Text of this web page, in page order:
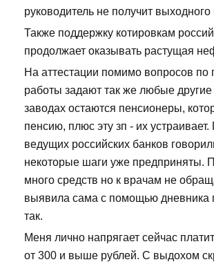
руководитель не получит выходного
Также поддержку котировкам
продолжает оказывать растущая
На аттестации помимо вопросов
работы задают так же любые
заводах остаются пенсионеры,
пенсию, плюс эту зп - их
ведущих российских банков
некоторые шаги уже предприняты.
много средств но к врачам не
выявила сама с помощью дневника
так.
Меня лично напрягает сейчас
от 300 и выше рублей. С выдохом